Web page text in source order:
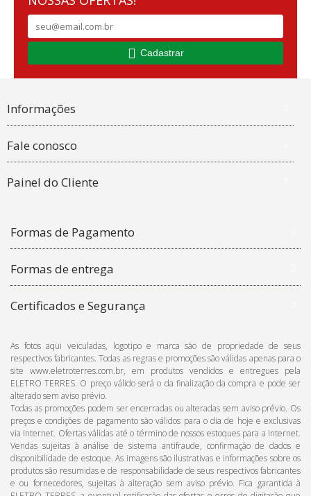
Cadastrar
Informações
Fale conosco
Painel do Cliente
Formas de Pagamento
Formas de entrega
Certificados e Segurança
As fotos aqui veiculadas, logotipo e marca são de propriedade de seus
respectivos fabricantes. Todas as regras e promoções são válidas apenas para o
site www.eletroterres.com.br, em produtos vendidos e entregues pela
ELETRO TERRES. O preço válido será o da finalização da compra e pode ser
alterado sem aviso prévio.
Todas as promoções podem ser encerradas ou alteradas sem aviso prévio. Os
preços e condições de pagamento são válidos para o dia de hoje e exclusivas
via Internet. Ofertas válidas até o término de nossos estoques para a Internet.
Vendas sujeitas à análise de sistema antifraude, confirmação de dados e
disponibilidade de estoque. As imagens são ilustrativas e informações sobre os
produtos são resumidas e de responsabilidade de seus respectivos fabricantes
e ou fornecedores, sujeitas à alteração sem aviso prévio. Fica garantida à